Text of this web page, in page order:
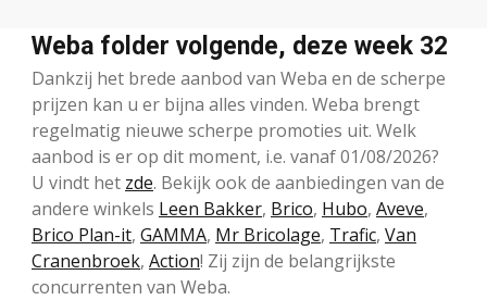
Weba folder volgende, deze week 32
Dankzij het brede aanbod van Weba en de scherpe
prijzen kan u er bijna alles vinden. Weba brengt
regelmatig nieuwe scherpe promoties uit. Welk
aanbod is er op dit moment, i.e. vanaf 01/08/2026?
U vindt het zde. Bekijk ook de aanbiedingen van de
andere winkels Leen Bakker, Brico, Hubo, Aveve,
Brico Plan-it, GAMMA, Mr Bricolage, Trafic, Van
Cranenbroek, Action! Zij zijn de belangrijkste
concurrenten van Weba.